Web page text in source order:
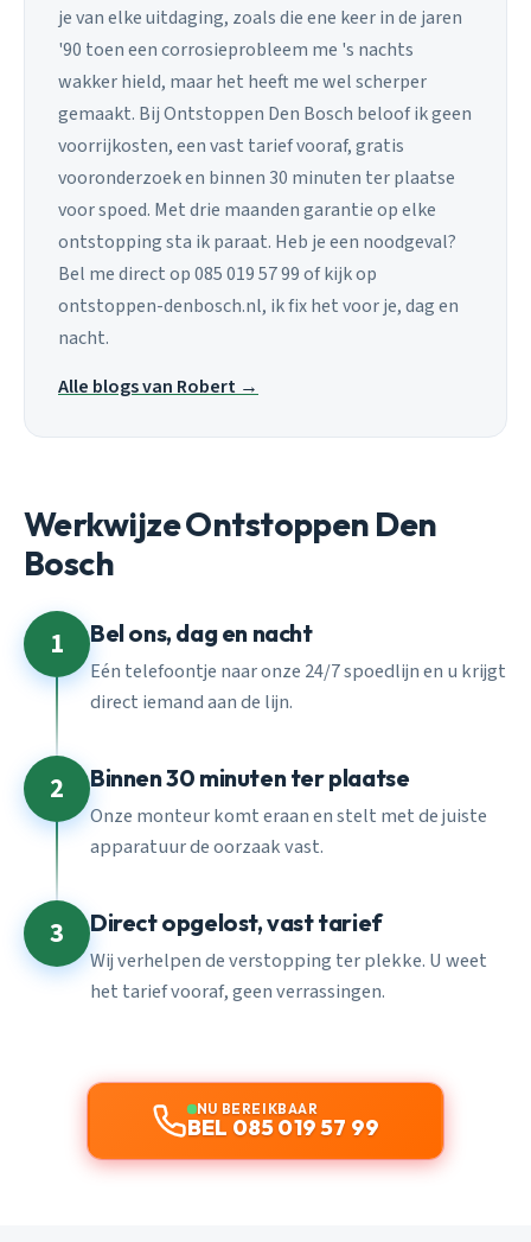
je van elke uitdaging, zoals die ene keer in de jaren
'90 toen een corrosieprobleem me 's nachts
wakker hield, maar het heeft me wel scherper
gemaakt. Bij Ontstoppen Den Bosch beloof ik geen
voorrijkosten, een vast tarief vooraf, gratis
vooronderzoek en binnen 30 minuten ter plaatse
voor spoed. Met drie maanden garantie op elke
ontstopping sta ik paraat. Heb je een noodgeval?
Bel me direct op 085 019 57 99 of kijk op
ontstoppen-denbosch.nl, ik fix het voor je, dag en
nacht.
Alle blogs van Robert →
Werkwijze Ontstoppen Den
Bosch
1 Bel ons, dag en nacht
Eén telefoontje naar onze 24/7 spoedlijn en u krijgt
direct iemand aan de lijn.
2 Binnen 30 minuten ter plaatse
Onze monteur komt eraan en stelt met de juiste
apparatuur de oorzaak vast.
3 Direct opgelost, vast tarief
Wij verhelpen de verstopping ter plekke. U weet
het tarief vooraf, geen verrassingen.
NU BEREIKBAAR
BEL 085 019 57 99